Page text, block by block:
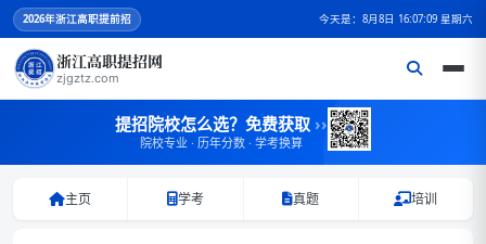
2026年浙江高职提前招 今天是：8月8日 16:07:10 星期六
浙江高职提招网
zjgztz.com
提招院校怎么选？免费获取 ››
院校专业 · 历年分数 · 学考换算
主页 学考 真题 培训